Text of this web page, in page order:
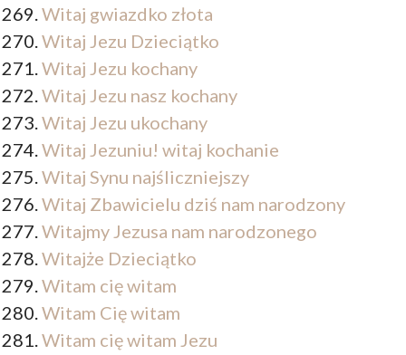
Witaj gwiazdko złota
Witaj Jezu Dzieciątko
Witaj Jezu kochany
Witaj Jezu nasz kochany
Witaj Jezu ukochany
Witaj Jezuniu! witaj kochanie
Witaj Synu najśliczniejszy
Witaj Zbawicielu dziś nam narodzony
Witajmy Jezusa nam narodzonego
Witajże Dzieciątko
Witam cię witam
Witam Cię witam
Witam cię witam Jezu